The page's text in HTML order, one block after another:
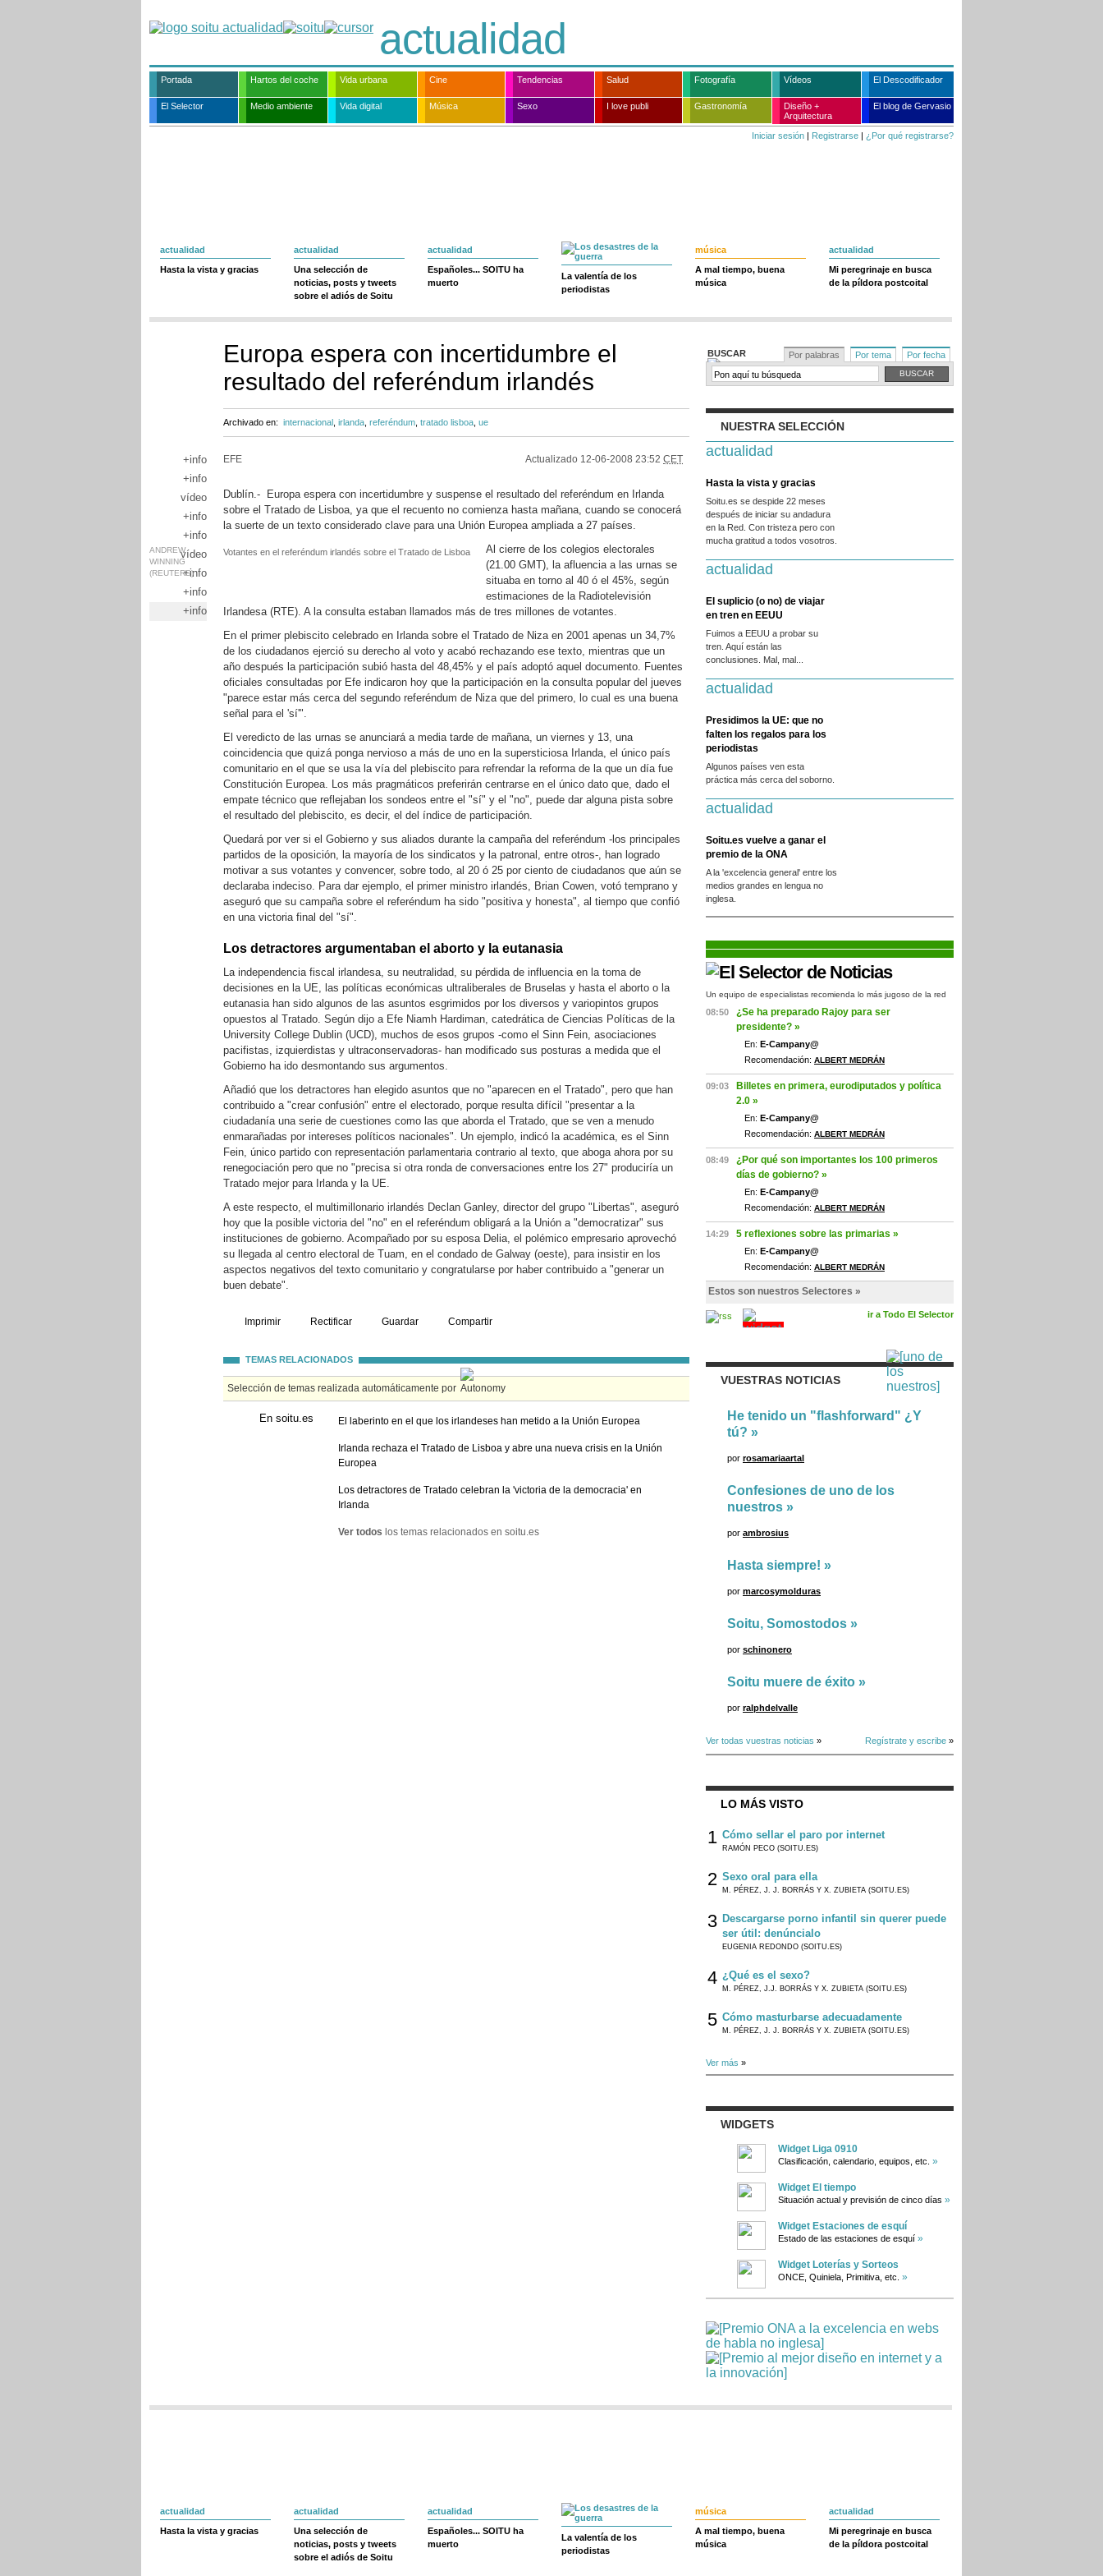
actualidad
Portada Hartos del coche Vida urbana Cine Tendencias Salud Fotografía Vídeos El Descodificador
El Selector Medio ambiente Vida digital Música Sexo I love publi Gastronomía
Diseño +
Arquitectura
El blog de Gervasio
Iniciar sesión | Registrarse | ¿Por qué registrarse?
actualidad
Hasta la vista y gracias
actualidad
Una selección de
noticias, posts y tweets
sobre el adiós de Soitu
actualidad
Españoles... SOITU ha
muerto
La valentía de los
periodistas
música
A mal tiempo, buena
música
actualidad
Mi peregrinaje en busca
de la píldora postcoital
Europa espera con incertidumbre el
resultado del referéndum irlandés
Archivado en: internacional irlanda referéndum tratado lisboa ue
+info
+info
vídeo
+info
+info
vídeo
+info
+info
+info
EFE Actualizado 12-06-2008 23:52 CET
Dublín.- Europa espera con incertidumbre y suspense el resultado del referéndum en Irlanda
sobre el Tratado de Lisboa, ya que el recuento no comienza hasta mañana, cuando se conocerá
la suerte de un texto considerado clave para una Unión Europea ampliada a 27 países.
ANDREW
WINNING
(REUTERS)
Votantes en el referéndum irlandés sobre el Tratado de Lisboa
Al cierre de los colegios electorales
(21.00 GMT), la afluencia a las urnas se
situaba en torno al 40 ó el 45%, según
estimaciones de la Radiotelevisión
Irlandesa (RTE). A la consulta estaban llamados más de tres millones de votantes.
En el primer plebiscito celebrado en Irlanda sobre el Tratado de Niza en 2001 apenas un 34,7%
de los ciudadanos ejerció su derecho al voto y acabó rechazando ese texto, mientras que un
año después la participación subió hasta del 48,45% y el país adoptó aquel documento. Fuentes
oficiales consultadas por Efe indicaron hoy que la participación en la consulta popular del jueves
"parece estar más cerca del segundo referéndum de Niza que del primero, lo cual es una buena
señal para el 'sí'".
El veredicto de las urnas se anunciará a media tarde de mañana, un viernes y 13, una
coincidencia que quizá ponga nervioso a más de uno en la supersticiosa Irlanda, el único país
comunitario en el que se usa la vía del plebiscito para refrendar la reforma de la que un día fue
Constitución Europea. Los más pragmáticos preferirán centrarse en el único dato que, dado el
empate técnico que reflejaban los sondeos entre el "sí" y el "no", puede dar alguna pista sobre
el resultado del plebiscito, es decir, el del índice de participación.
Quedará por ver si el Gobierno y sus aliados durante la campaña del referéndum -los principales
partidos de la oposición, la mayoría de los sindicatos y la patronal, entre otros-, han logrado
motivar a sus votantes y convencer, sobre todo, al 20 ó 25 por ciento de ciudadanos que aún se
declaraba indeciso. Para dar ejemplo, el primer ministro irlandés, Brian Cowen, votó temprano y
aseguró que su campaña sobre el referéndum ha sido "positiva y honesta", al tiempo que confió
en una victoria final del "sí".
Los detractores argumentaban el aborto y la eutanasia
La independencia fiscal irlandesa, su neutralidad, su pérdida de influencia en la toma de
decisiones en la UE, las políticas económicas ultraliberales de Bruselas y hasta el aborto o la
eutanasia han sido algunos de las asuntos esgrimidos por los diversos y variopintos grupos
opuestos al Tratado. Según dijo a Efe Niamh Hardiman, catedrática de Ciencias Políticas de la
University College Dublin (UCD), muchos de esos grupos -como el Sinn Fein, asociaciones
pacifistas, izquierdistas y ultraconservadoras- han modificado sus posturas a medida que el
Gobierno ha ido desmontando sus argumentos.
Añadió que los detractores han elegido asuntos que no "aparecen en el Tratado", pero que han
contribuido a "crear confusión" entre el electorado, porque resulta difícil "presentar a la
ciudadanía una serie de cuestiones como las que aborda el Tratado, que se ven a menudo
enmarañadas por intereses políticos nacionales". Un ejemplo, indicó la académica, es el Sinn
Fein, único partido con representación parlamentaria contrario al texto, que aboga ahora por su
renegociación pero que no "precisa si otra ronda de conversaciones entre los 27" produciría un
Tratado mejor para Irlanda y la UE.
A este respecto, el multimillonario irlandés Declan Ganley, director del grupo "Libertas", aseguró
hoy que la posible victoria del "no" en el referéndum obligará a la Unión a "democratizar" sus
instituciones de gobierno. Acompañado por su esposa Delia, el polémico empresario aprovechó
su llegada al centro electoral de Tuam, en el condado de Galway (oeste), para insistir en los
aspectos negativos del texto comunitario y congratularse por haber contribuido a "generar un
buen debate".
Imprimir Rectificar Guardar Compartir
TEMAS RELACIONADOS
Selección de temas realizada automáticamente por
En soitu.es El laberinto en el que los irlandeses han metido a la Unión Europea
Irlanda rechaza el Tratado de Lisboa y abre una nueva crisis en la Unión
Europea
Los detractores de Tratado celebran la 'victoria de la democracia' en
Irlanda
Ver todos los temas relacionados en soitu.es
BUSCAR Por palabras Por tema Por fecha
NUESTRA SELECCIÓN
actualidad
Hasta la vista y gracias
Soitu.es se despide 22 meses
después de iniciar su andadura
en la Red. Con tristeza pero con
mucha gratitud a todos vosotros.
actualidad
El suplicio (o no) de viajar
en tren en EEUU
Fuimos a EEUU a probar su
tren. Aquí están las
conclusiones. Mal, mal...
actualidad
Presidimos la UE: que no
falten los regalos para los
periodistas
Algunos países ven esta
práctica más cerca del soborno.
actualidad
Soitu.es vuelve a ganar el
premio de la ONA
A la 'excelencia general' entre los
medios grandes en lengua no
inglesa.
Un equipo de especialistas recomienda lo más jugoso de la red
08:50
¿Se ha preparado Rajoy para ser
presidente? »
En: E-Campany@
Recomendación: ALBERT MEDRÁN
09:03
Billetes en primera, eurodiputados y política
2.0 »
En: E-Campany@
Recomendación: ALBERT MEDRÁN
08:49
¿Por qué son importantes los 100 primeros
días de gobierno? »
En: E-Campany@
Recomendación: ALBERT MEDRÁN
14:29 5 reflexiones sobre las primarias »
En: E-Campany@
Recomendación: ALBERT MEDRÁN
Estos son nuestros Selectores »
ir a Todo El Selector
VUESTRAS NOTICIAS
He tenido un "flashforward" ¿Y
tú? »
por rosamariaartal
Confesiones de uno de los
nuestros »
por ambrosius
Hasta siempre! »
por marcosymolduras
Soitu, Somostodos »
por schinonero
Soitu muere de éxito »
por ralphdelvalle
Ver todas vuestras noticias » Regístrate y escribe »
LO MÁS VISTO
1 Cómo sellar el paro por internet
RAMÓN PECO (SOITU.ES)
2 Sexo oral para ella
M. PÉREZ, J. J. BORRÁS Y X. ZUBIETA (SOITU.ES)
3 Descargarse porno infantil sin querer puede
ser útil: denúncialo
EUGENIA REDONDO (SOITU.ES)
4 ¿Qué es el sexo?
M. PÉREZ, J.J. BORRÁS Y X. ZUBIETA (SOITU.ES)
5 Cómo masturbarse adecuadamente
M. PÉREZ, J. J. BORRÁS Y X. ZUBIETA (SOITU.ES)
Ver más »
WIDGETS
Widget Liga 0910
Clasificación, calendario, equipos, etc. »
Widget El tiempo
Situación actual y previsión de cinco días »
Widget Estaciones de esquí
Estado de las estaciones de esquí »
Widget Loterías y Sorteos
ONCE, Quiniela, Primitiva, etc. »
actualidad
Hasta la vista y gracias
actualidad
Una selección de
noticias, posts y tweets
sobre el adiós de Soitu
actualidad
Españoles... SOITU ha
muerto
La valentía de los
periodistas
música
A mal tiempo, buena
música
actualidad
Mi peregrinaje en busca
de la píldora postcoital